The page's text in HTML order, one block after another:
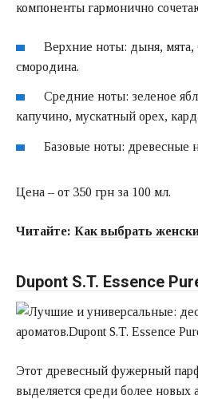
компоненты гармонично
Верхние ноты: дыня, мята,
смородина.
Средние ноты: зеленое
капучино, мускатный орех,
Базовые ноты: древесные
Цена – от 350 грн за 100 мл.
Читайте: Как выбрать
Dupont S.T. Essence
Этот древесный фужерный
выделяется среди более новых